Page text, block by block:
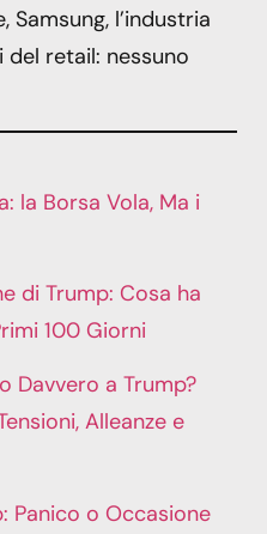
l’industria
retail: nessuno
la Borsa Vola, Ma i
di Trump: Cosa ha
100 Giorni
Davvero a Trump?
Alleanze e
Panico o Occasione